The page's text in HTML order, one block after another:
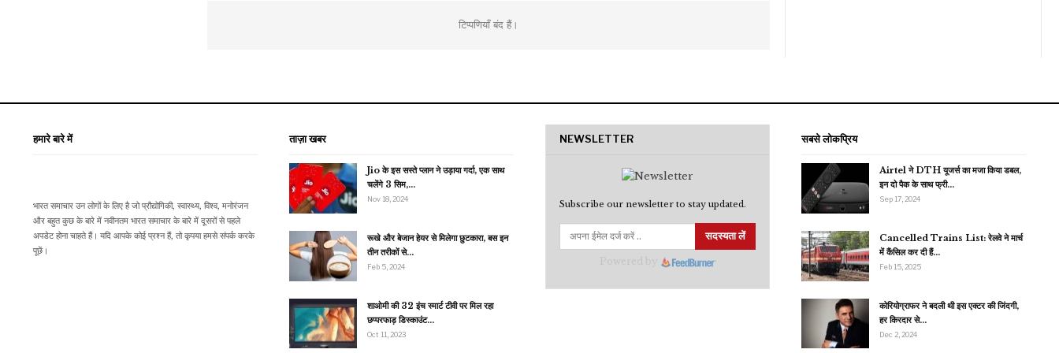
टिप्पणियाँ बंद हैं।
हमारे बारे में
भारत समाचार उन लोगों के लिए है जो प्रौद्योगिकी, स्वास्थ्य, विश्व, मनोरंजन
और बहुत कुछ के बारे में नवीनतम भारत समाचार के बारे में दूसरों से पहले
अपडेट होना चाहते हैं। यदि आपके कोई प्रश्न हैं, तो कृपया हमसे संपर्क करके
पूछें।
ताज़ा खबर
Jio के इस सस्ते प्लान ने उड़ाया गर्दा, एक साथ
चलेंगे 3 सिम,…
Nov 18, 2024
रूखे और बेजान हेयर से मिलेगा छुटकारा, बस इन
तीन तरीकों से…
Feb 5, 2024
शाओमी की 32 इंच स्मार्ट टीवी पर मिल रहा
छप्परफाड़ डिस्काउंट…
Oct 11, 2023
NEWSLETTER
Subscribe our newsletter to stay updated.
सदस्यता लें
सबसे लोकप्रिय
Airtel ने DTH यूजर्स का मजा किया डबल,
इन दो पैक के साथ फ्री…
Sep 17, 2024
Cancelled Trains List: रेलवे ने मार्च
में कैंसिल कर दी हैं…
Feb 15, 2025
कोरियोग्राफर ने बदली थी इस एक्टर की जिंदगी,
हर किरदार से…
Dec 2, 2024